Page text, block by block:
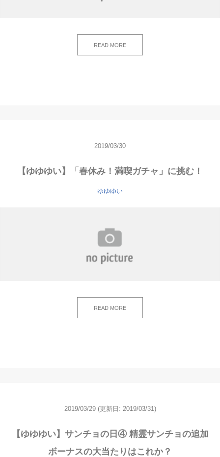
READ MORE
2019/03/30
【ゆゆゆい】「春休み！満喫ガチャ」に挑む！
ゆゆゆい
READ MORE
2019/03/29 (更新日: 2019/03/31)
【ゆゆゆい】サンチョの日④ 精霊サンチョの追加
ボーナスの大当たりはこれか？